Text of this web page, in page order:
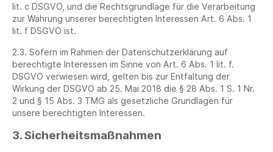
lit. c DSGVO, und die Rechtsgrundlage für die Verarbeitung
zur Wahrung unserer berechtigten Interessen Art. 6 Abs. 1
lit. f DSGVO ist.
2.3. Sofern im Rahmen der Datenschutzerklärung auf
berechtigte Interessen im Sinne von Art. 6 Abs. 1 lit. f.
DSGVO verwiesen wird, gelten bis zur Entfaltung der
Wirkung der DSGVO ab 25. Mai 2018 die § 28 Abs. 1 S. 1 Nr.
2 und § 15 Abs. 3 TMG als gesetzliche Grundlagen für
unsere berechtigten Interessen.
3. Sicherheitsmaßnahmen